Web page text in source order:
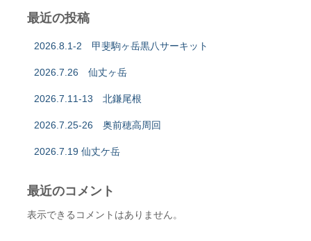
最近の投稿
2026.8.1-2 甲斐駒ヶ岳黒八サーキット
2026.7.26 仙丈ヶ岳
2026.7.11-13 北鎌尾根
2026.7.25-26 奥前穂高周回
2026.7.19 仙丈ケ岳
最近のコメント
表示できるコメントはありません。